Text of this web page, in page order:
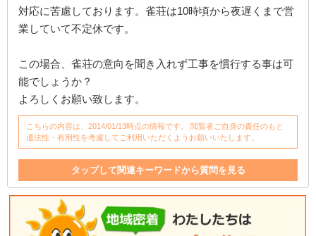
対応に苦慮しております。雀荘は10時頃から夜遅くまで営
業していて不定休です。
この場合、雀荘の意向を聞き入れず工事を慣行する事は可
能でしょうか？
よろしくお願い致します。
こちらの内容は、2014/01/13時点の情報です。 閲覧者ご自身の責任のもと
適法性・有用性を考慮してご利用いただくようお願いいたします。
タップして関連キーワードから質問を見る
テナント クレーム マンション 工事 対応 階下